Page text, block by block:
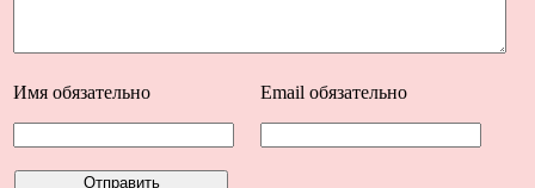
Имя обязательно Email обязательно